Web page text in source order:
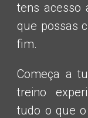
tens acesso
que possas
fim.
Começa a
treino
tudo o que